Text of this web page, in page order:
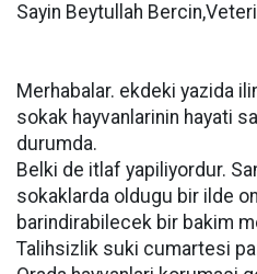
Sayin Beytullah
Merhabalar. ekdeki yazida
sokak hayvanlarinin hayati
durumda.
Belki de itlaf yapiliyordur.
sokaklarda oldugu bir ilde
barindirabilecek bir bakim
Talihsizlik suki cumartesi